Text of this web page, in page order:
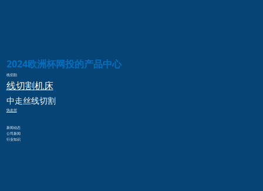
2024欧洲杯网投的产品中心
线切割
线切割机床
中走丝线切割
快走丝
新闻动态
公司新闻
行业知识